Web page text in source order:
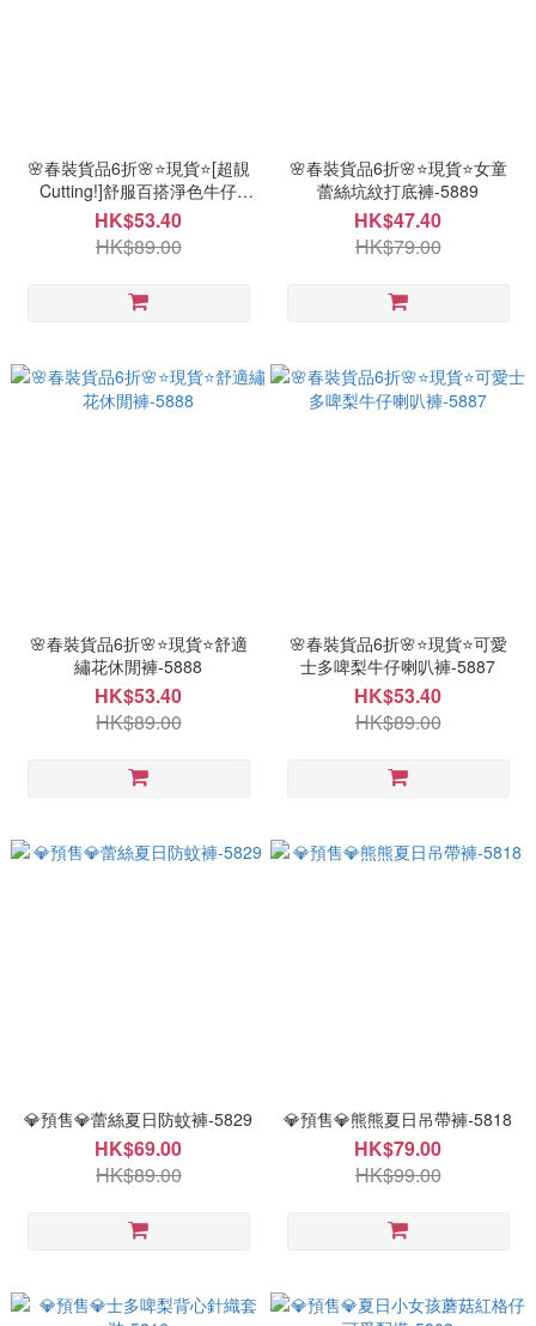
🌸春裝貨品6折🌸⭐現貨⭐[超靚
Cutting!]舒服百搭淨色牛仔
褲-5971
HK$53.40
HK$89.00
🌸春裝貨品6折🌸⭐現貨⭐女童
蕾絲坑紋打底褲-5889
HK$47.40
HK$79.00
🌸春裝貨品6折🌸⭐現貨⭐舒適
繡花休閒褲-5888
HK$53.40
HK$89.00
🌸春裝貨品6折🌸⭐現貨⭐可愛
士多啤梨牛仔喇叭褲-5887
HK$53.40
HK$89.00
💎預售💎蕾絲夏日防蚊褲-5829
HK$69.00
HK$89.00
💎預售💎熊熊夏日吊帶褲-5818
HK$79.00
HK$99.00